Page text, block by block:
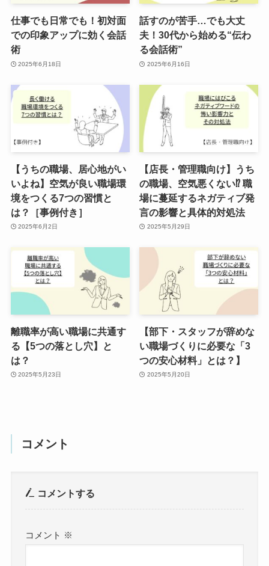
仕事でも日常でも！初対面
での印象アップに効く会話
術
2025年6月18日
話すのが苦手…でも大丈
夫！30代から始める“伝わ
る会話術”
2025年6月16日
【うちの職場、居心地がい
いよね】空気が良い職場環
境をつくる7つの習慣と
は？［事例付き］
2025年6月2日
【店長・管理職向け】うち
の職場、空気悪くない⁉ 職
場に蔓延するネガティブ発
言の影響と具体的対処法
2025年5月29日
離職率が高い職場に共通す
る【5つの落とし穴】と
は？
2025年5月23日
【部下・スタッフが辞めな
い職場づくりに必要な「3
つの安心材料」とは？】
2025年5月20日
コメント
コメントする
コメント ※